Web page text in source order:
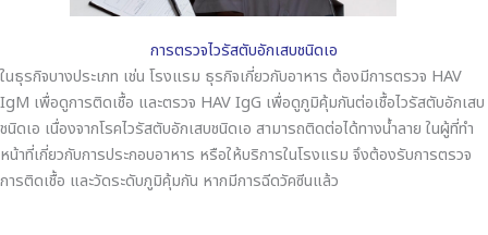
การตรวจไวรัสตับอักเสบชนิดเอ
ในธุรกิจบางประเภท เช่น โรงแรม ธุรกิจเกี่ยวกับอาหาร ต้องมีการตรวจ HAV
IgM เพื่อดูการติดเชื้อ และตรวจ HAV IgG เพื่อดูภูมิคุ้มกันต่อเชื้อไวรัสตับอักเสบ
ชนิดเอ เนื่องจากโรคไวรัสตับอักเสบชนิดเอ สามารถติดต่อได้ทางน้ำลาย ในผู้ที่ทำ
หน้าที่เกี่ยวกับการประกอบอาหาร หรือให้บริการในโรงแรม จึงต้องรับการตรวจ
การติดเชื้อ และวัดระดับภูมิคุ้มกัน หากมีการฉีดวัคซีนแล้ว